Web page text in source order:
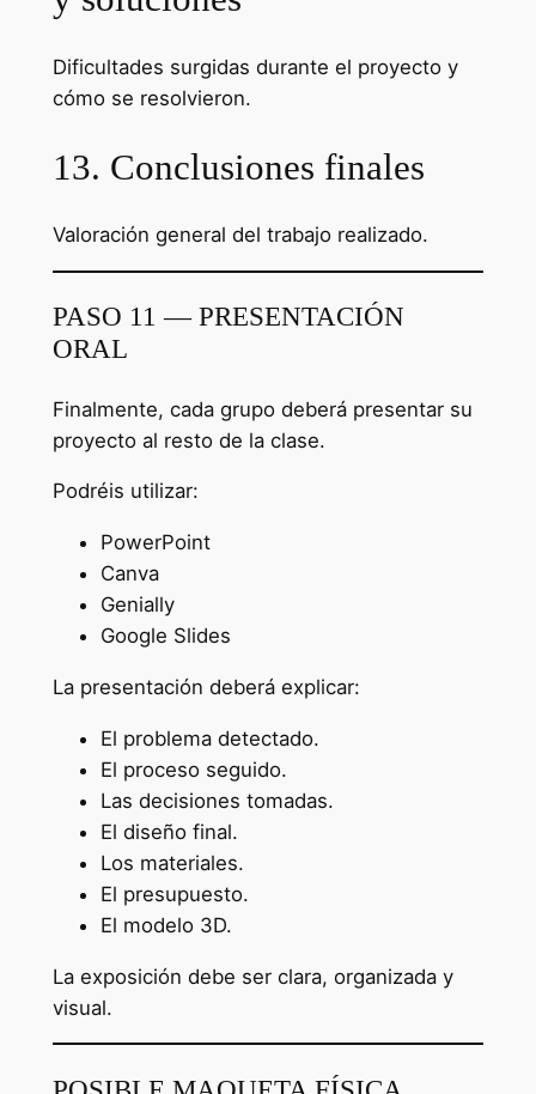
Dificultades surgidas durante el proyecto y
cómo se resolvieron.
13. Conclusiones finales
Valoración general del trabajo realizado.
PASO 11 — PRESENTACIÓN
ORAL
Finalmente, cada grupo deberá presentar su
proyecto al resto de la clase.
Podréis utilizar:
PowerPoint
Canva
Genially
Google Slides
La presentación deberá explicar:
El problema detectado.
El proceso seguido.
Las decisiones tomadas.
El diseño final.
Los materiales.
El presupuesto.
El modelo 3D.
La exposición debe ser clara, organizada y
visual.